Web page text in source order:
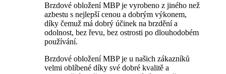
Brzdové obložení MBP je vyrobeno z jiného než
azbestu s nejlepší cenou a dobrým výkonem,
díky čemuž má dobrý účinek na brzdění a
odolnost, bez řevu, bez ostrosti po dlouhodobém
používání.
Brzdové obložení MBP je u našich zákazníků
velmi oblíbené díky své dobré kvalitě a